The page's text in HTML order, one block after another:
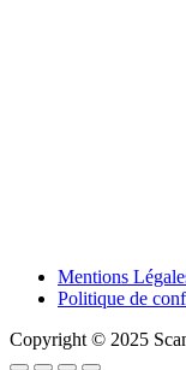
Mentions
Politique de
Copyright © 2025